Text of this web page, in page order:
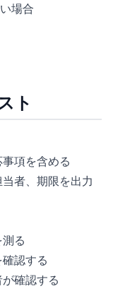
場合
ト
項を含める
者、期限を出力
る
認する
確認する